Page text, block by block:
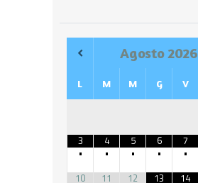
Agosto 2026
L M M G V
3
•
4
•
5
•
6
•
7
•
10 11 12
13
14